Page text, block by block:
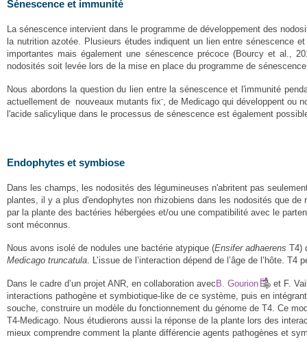
Sénescence et immunité
La sénescence intervient dans le programme de développement des
la nutrition azotée. Plusieurs études indiquent un lien entre sénescence
importantes mais également une sénescence précoce (Bourcy et al.,
nodosités soit levée lors de la mise en place du programme de
Nous abordons la question du lien entre la sénescence et l'immunité
actuellement de nouveaux mutants fix-
, de Medicago qui développent ou
l'acide salicylique dans le processus de sénescence est également
Endophytes et symbiose
Dans les champs, les nodosités des légumineuses n'abritent pas
plantes, il y a plus d'endophytes non rhizobiens dans les nodosités que
par la plante des bactéries hébergées et/ou une compatibilité avec le
sont méconnus.
Nous avons isolé de nodules une bactérie atypique (Ensifer adhaerens T4)
Medicago truncatula. L’issue de l’interaction dépend de l’âge de l’hôte.
Dans le cadre d’un projet ANR, en collaboration avec B. Gourion
et F.
interactions pathogène et symbiotique-like de ce système, puis en
souche, construire un modèle du fonctionnement du génome de T4. Ce
T4-Medicago. Nous étudierons aussi la réponse de la plante lors des
mieux comprendre comment la plante différencie agents pathogènes et